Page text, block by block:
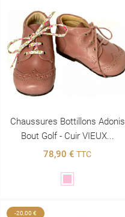
Chaussures Bottillons Adonis
Bout Golf - Cuir VIEUX...
78,90 € TTC
-20,00 €